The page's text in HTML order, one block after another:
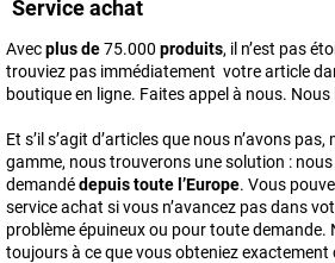
Service achat
Avecplus de75.000 produits, il n’est pas
trouviez pas immédiatement votre article
boutique en ligne. Faites appel à nous.
Et s’il s’agit d’articles que nous n’avons
gamme, nous trouverons une solution :
demandédepuis toute l’Europe. Vous
service achat si vous n’avancez pas dans
problème épuineux ou pour toute demande.
toujours à ce que vous obteniez exactement